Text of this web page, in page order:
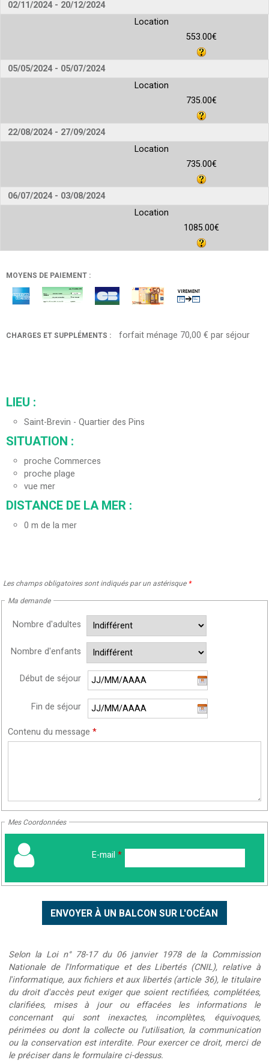
02/11/2024 - 20/12/2024
Location
553.00€
05/05/2024 - 05/07/2024
Location
735.00€
22/08/2024 - 27/09/2024
Location
735.00€
06/07/2024 - 03/08/2024
Location
1085.00€
MOYENS DE PAIEMENT :
CHARGES ET SUPPLÉMENTS : forfait ménage 70,00 € par séjour
LIEU :
Saint-Brevin - Quartier des Pins
SITUATION :
proche Commerces
proche plage
vue mer
DISTANCE DE LA MER :
0 m de la mer
Les champs obligatoires sont indiqués par un astérisque *
Ma demande
Nombre d'adultes
Nombre d'enfants
Début de séjour
Fin de séjour
Contenu du message *
Mes Coordonnées
E-mail *
Selon la Loi n° 78-17 du 06 janvier 1978 de la Commission
Nationale de l'Informatique et des Libertés (CNIL), relative à
l'informatique, aux fichiers et aux libertés (article 36), le titulaire
du droit d'accès peut exiger que soient rectifiées, complétées,
clarifiées, mises à jour ou effacées les informations le
concernant qui sont inexactes, incomplètes, équivoques,
périmées ou dont la collecte ou l'utilisation, la communication
ou la conservation est interdite. Pour exercer ce droit, merci de
le préciser dans le formulaire ci-dessus.